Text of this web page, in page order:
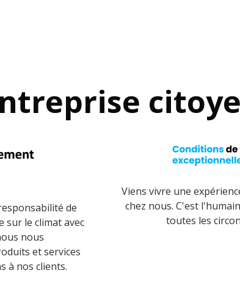
de
le climat avec
nous
et services
à nos clients.
Viens vivre une
chez nous. C'est
toutes les